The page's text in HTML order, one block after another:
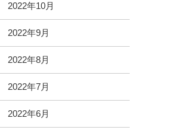
2022年10月
2022年9月
2022年8月
2022年7月
2022年6月